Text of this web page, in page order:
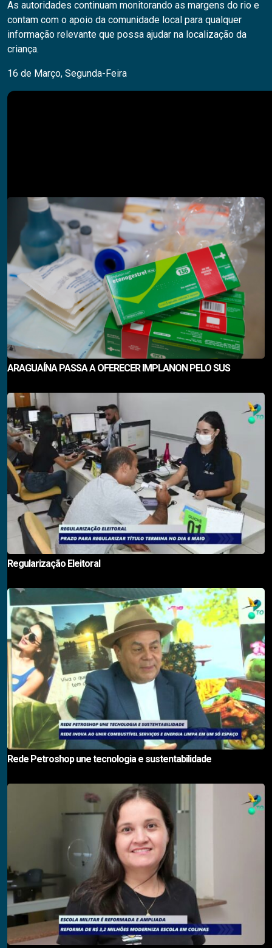
As autoridades continuam monitorando as margens do rio e
contam com o apoio da comunidade local para qualquer
informação relevante que possa ajudar na localização da
criança.
16 de Março, Segunda-Feira
ARAGUAÍNA PASSA A OFERECER IMPLANON PELO SUS
Regularização Eleitoral
Rede Petroshop une tecnologia e sustentabilidade